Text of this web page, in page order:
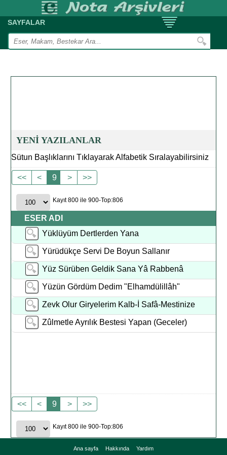
SAYFALAR
YENİ YAZILANLAR
Sütun Başlıklarını Tıklayarak Alfabetik Sıralayabilirsiniz
<< < 9 > >>
Kayıt 800 ile 900-Top:806
ESER ADI
Yüklüyüm Dertlerden Yana
Yürüdükçe Servi De Boyun Sallanır
Yüz Sürüben Geldik Sana Yâ Rabbenâ
Yüzün Gördüm Dedim "Elhamdülillâh"
Zevk Olur Giryelerim Kalb-İ Safâ-Mestinize
Zûlmetle Ayrılık Bestesi Yapan (Geceler)
<< < 9 > >>
Kayıt 800 ile 900-Top:806
Ana sayfa Hakkında Yardım